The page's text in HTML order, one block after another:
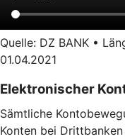
Quelle: DZ BANK •
01.04.2021
Elektronischer
Sämtliche
Konten bei